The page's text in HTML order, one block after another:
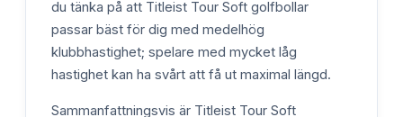
du tänka på att Titleist Tour Soft golfbollar
passar bäst för dig med medelhög
klubbhastighet; spelare med mycket låg
hastighet kan ha svårt att få ut maximal längd.
Sammanfattningsvis är Titleist Tour Soft